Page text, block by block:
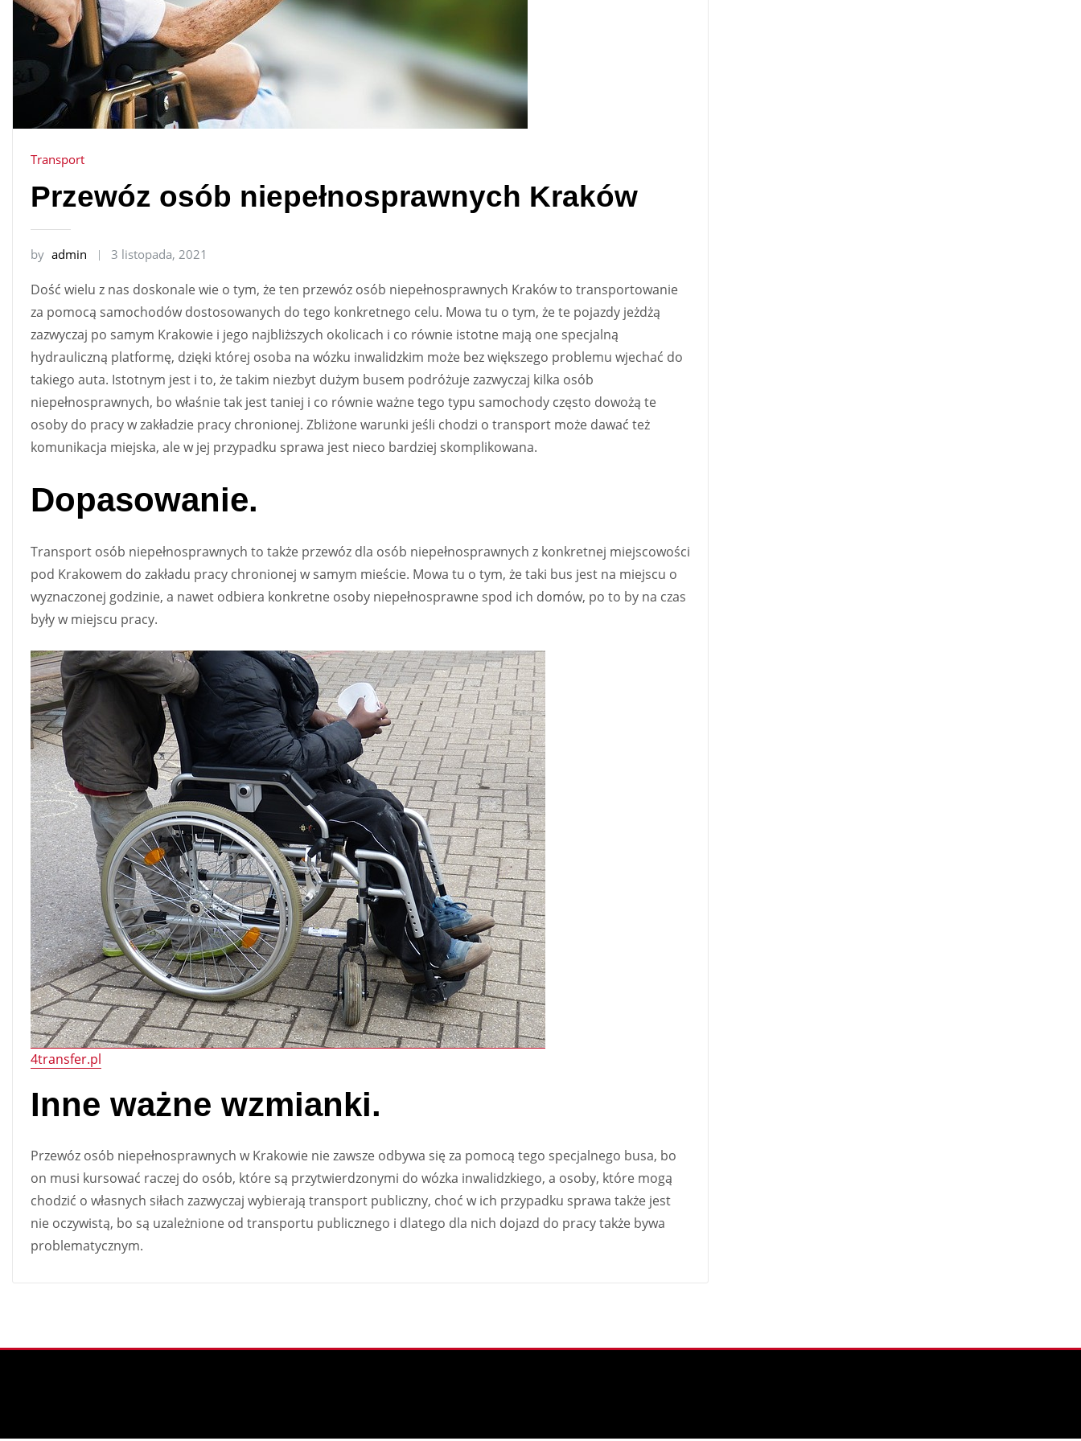
Transport
Przewóz osób niepełnosprawnych Kraków
by admin 3 listopada, 2021
Dość wielu z nas doskonale wie o tym, że ten przewóz osób niepełnosprawnych Kraków to transportowanie
za pomocą samochodów dostosowanych do tego konkretnego celu. Mowa tu o tym, że te pojazdy jeżdżą
zazwyczaj po samym Krakowie i jego najbliższych okolicach i co równie istotne mają one specjalną
hydrauliczną platformę, dzięki której osoba na wózku inwalidzkim może bez większego problemu wjechać do
takiego auta. Istotnym jest i to, że takim niezbyt dużym busem podróżuje zazwyczaj kilka osób
niepełnosprawnych, bo właśnie tak jest taniej i co równie ważne tego typu samochody często dowożą te
osoby do pracy w zakładzie pracy chronionej. Zbliżone warunki jeśli chodzi o transport może dawać też
komunikacja miejska, ale w jej przypadku sprawa jest nieco bardziej skomplikowana.
Dopasowanie.
Transport osób niepełnosprawnych to także przewóz dla osób niepełnosprawnych z konkretnej miejscowości
pod Krakowem do zakładu pracy chronionej w samym mieście. Mowa tu o tym, że taki bus jest na miejscu o
wyznaczonej godzinie, a nawet odbiera konkretne osoby niepełnosprawne spod ich domów, po to by na czas
były w miejscu pracy.
4transfer.pl
Inne ważne wzmianki.
Przewóz osób niepełnosprawnych w Krakowie nie zawsze odbywa się za pomocą tego specjalnego busa, bo
on musi kursować raczej do osób, które są przytwierdzonymi do wózka inwalidzkiego, a osoby, które mogą
chodzić o własnych siłach zazwyczaj wybierają transport publiczny, choć w ich przypadku sprawa także jest
nie oczywistą, bo są uzależnione od transportu publicznego i dlatego dla nich dojazd do pracy także bywa
problematycznym.